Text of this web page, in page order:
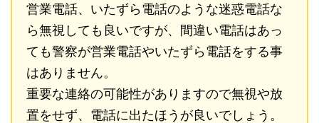
営業電話、いたずら電話のような迷惑電話な
ら無視しても良いですが、間違い電話はあっ
ても警察が営業電話やいたずら電話をする事
はありません。
重要な連絡の可能性がありますので無視や放
置をせず、電話に出たほうが良いでしょう。